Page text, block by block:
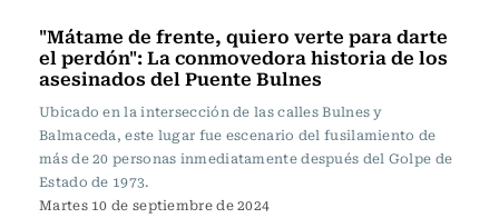
"Mátame de frente, quiero verte para darte
el perdón": La conmovedora historia de los
asesinados del Puente Bulnes
Ubicado en la intersección de las calles Bulnes y
Balmaceda, este lugar fue escenario del fusilamiento de
más de 20 personas inmediatamente después del Golpe de
Estado de 1973.
Martes 10 de septiembre de 2024